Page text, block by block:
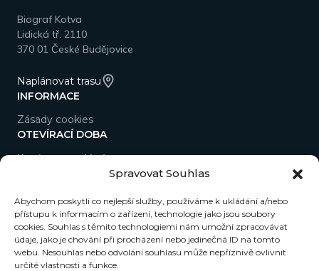
Spravovat Souhlas
Abychom poskytli co nejlepší služby, používáme k ukládání a/nebo
přístupu k informacím o zařízení, technologie jako jsou soubory
cookies. Souhlas s těmito technologiemi nám umožní zpracovávat
údaje, jako je chování při procházení nebo jedinečná ID na tomto
webu. Nesouhlas nebo odvolání souhlasu může nepříznivě ovlivnit
určité vlastnosti a funkce.
Biograf Kotva
Lidická tř. 2110
370 01 České Budějovice
Naplánovat trasu
INFORMACE
Zásady cookies
OTEVÍRACÍ DOBA
Kavárna a pokladna
Ne 15.00–22.00
NEWSLETTER
Přihlašte se do našeho newsletteru a budeme Vám
zasílat novinky přímo na e-mail.